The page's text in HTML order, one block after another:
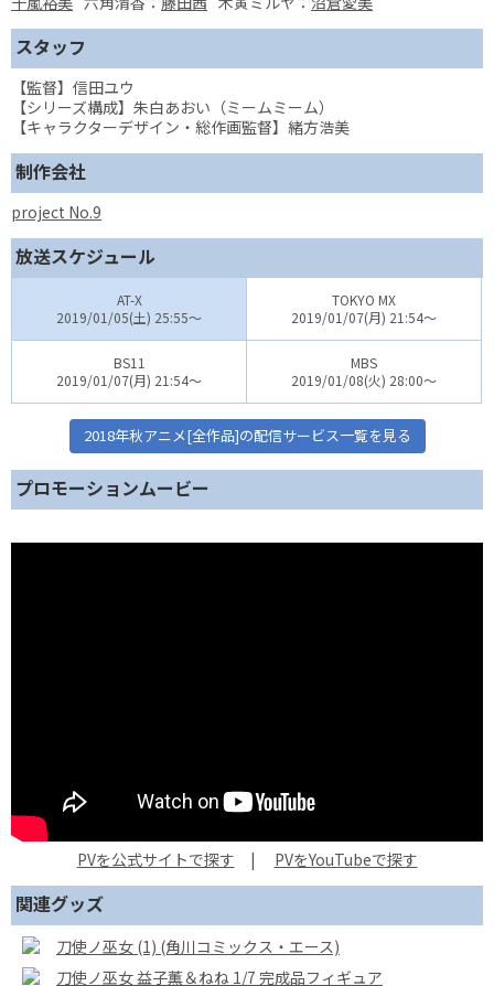
スタッフ
【監督】信田ユウ
【シリーズ構成】朱白あおい（ミームミーム）
【キャラクターデザイン・総作画監督】緒方浩美
制作会社
project No.9
放送スケジュール
AT-X
2019/01/05(土) 25:55～
TOKYO MX
2019/01/07(月) 21:54～
BS11
2019/01/07(月) 21:54～
MBS
2019/01/08(火) 28:00～
2018年秋アニメ[全作品]の配信サービス一覧を見る
プロモーションムービー
PVを公式サイトで探す | PVをYouTubeで探す
関連グッズ
刀使ノ巫女 (1) (角川コミックス・エース)
刀使ノ巫女 益子薫＆ねね 1/7 完成品フィギュア